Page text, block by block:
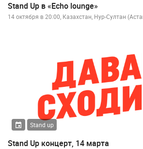
Stand Up в «Echo lounge»
14 октября в 20:00, Казахстан, Нур-Султан
Stand up
Stand Up концерт, 14 марта